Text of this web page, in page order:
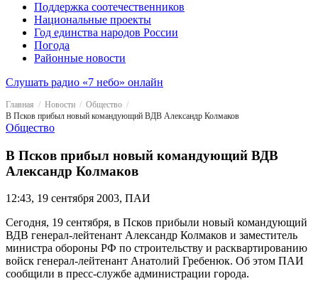
Поддержка соотечественников
Национальные проекты
Год единства народов России
Погода
Районные новости
Слушать радио «7 небо» онлайн
Главная Новости
Общество
В Псков прибыл новый командующий ВДВ Александр Колмаков
Общество
В Псков прибыл новый командующий ВДВ
Александр Колмаков
12:43, 19 сентября 2003, ПАИ
Сегодня, 19 сентября, в Псков прибыли новый командующий
ВДВ генерал-лейтенант Александр Колмаков и заместитель
министра обороны РФ по строительству и расквартированию
войск генерал-лейтенант Анатолий Гребенюк. Об этом ПАИ
сообщили в пресс-службе администрации города.